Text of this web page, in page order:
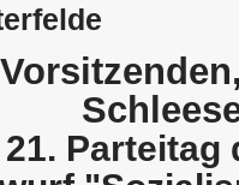
Parteitag